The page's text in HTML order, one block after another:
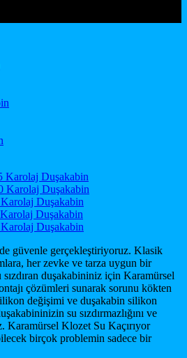
Karolaj Duşakabin
Karolaj Duşakabin
Duşakabin
Duşakabin
Duşakabin
güvenle gerçekleştiriyoruz. Klasik
her zevke ve tarza uygun bir
duşakabininiz için Karamürsel
çözümleri sunarak sorunu kökten
değişimi ve duşakabin silikon
su sızdırmazlığını ve
Karamürsel Klozet Su Kaçırıyor
birçok problemin sadece bir